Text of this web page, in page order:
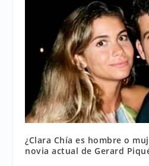
¿Clara Chía es hombre o
novia actual de Gerard